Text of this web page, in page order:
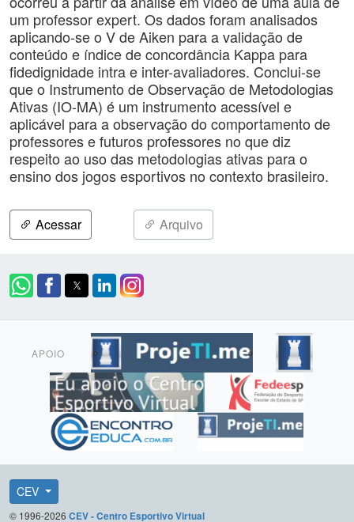
um professor expert. Os dados foram analisados
aplicando-se o V de Aiken para a validação de
conteúdo e índice de concordância Kappa para
fidedignidade intra e inter-avaliadores. Conclui-se
que o Instrumento de Observação de Metodologias
Ativas (IO-MA) é um instrumento acessível e
aplicável para a observação do comportamento de
professores e futuros professores no que diz
respeito ao uso das metodologias ativas para o
ensino dos jogos esportivos no contexto brasileiro.
Acessar Arquivo
APOIO
CEV
© 1996-2026 CEV - Centro Esportivo Virtual